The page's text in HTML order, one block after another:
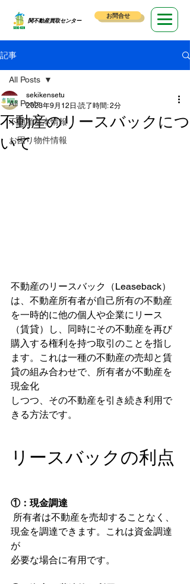
​関不動産買取センター
お問合せ
記事
All Posts
不動産基本情報
お困り物件情報
All Posts
不動産のリースバックにつ
いて
sekikensetu
2023年9月12日 読了時間: 2分
不動産のリースバック（Leaseback）
は、不動産所有者が自己所有の不動産
を一時的に他の個人や企業にリース
（賃貸）し、同時にその不動産を再び
購入する権利を持つ取引のことを指し
ます。これは一種の不動産の売却と賃
貸の組み合わせで、所有者が不動産を
現金化
しつつ、その不動産を引き続き利用で
きる方法です。
リースバックの利点
①：現金調達
現金を調達できます。これは資金調達
が
必要な場合に有用です。